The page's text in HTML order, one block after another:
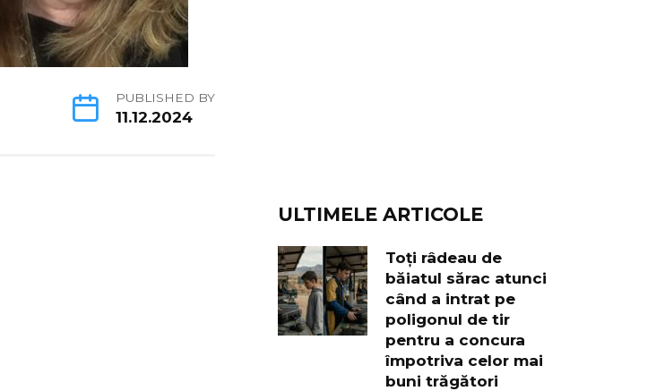
PUBLISHED BY
11.12.2024
ULTIMELE ARTICOLE
Toți râdeau de
băiatul sărac atunci
când a intrat pe
poligonul de tir
pentru a concura
împotriva celor mai
buni trăgători